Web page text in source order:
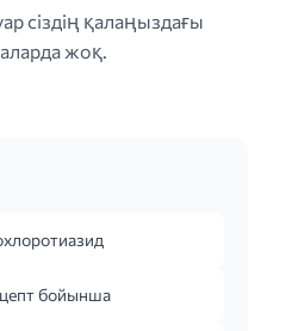
сіздің қалаңыздағы
жоқ.
бойынша